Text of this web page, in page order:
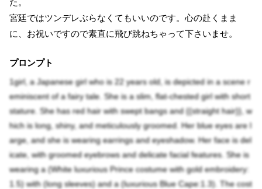
た。
宮廷ではツンデレぶらなくてもいいのです。心の赴くまま
に、お祝いですので素直に飛び跳ねちゃって下さいませ。
プロンプト
1girl, a Japanese girl who is 22 years old, is depicted in a scene r
eminiscent of a fairy tale. She is a slim, flat-chested girl with short
stature. She has red hair with swept bangs and {{straight hair}}, w
hich is long, shiny, and meticulously groomed. Her blue eyes are l
arge, and she is wearing earrings and eyeshadow. Her face is del
icate, with groomed eyebrows and delicate facial features. She is
wearing a (White luxurious Prince costume with gold embroidery:
1.5) with (long sleeves) and a (luxurious Blue Cape:1.3). The cost